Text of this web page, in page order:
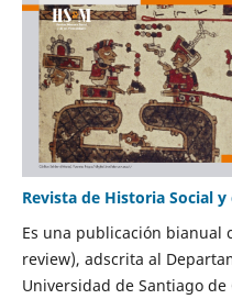
Revista de Historia Social
Es una publicación bianual
review), adscrita al
Universidad de Santiago